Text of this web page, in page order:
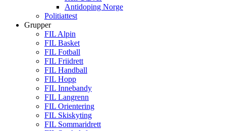
Antidoping Norge
Politiattest
Grupper
FIL Alpin
FIL Basket
FIL Fotball
FIL Friidrett
FIL Handball
FIL Hopp
FIL Innebandy
FIL Langrenn
FIL Orientering
FIL Skiskyting
FIL Sommaridrett